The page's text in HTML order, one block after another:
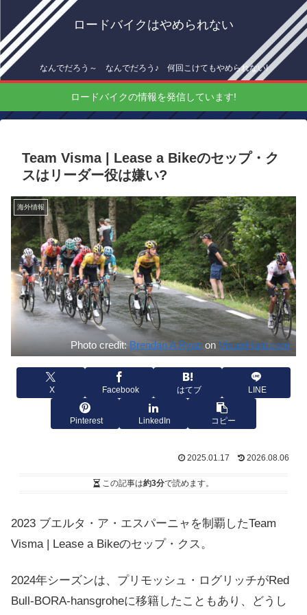
ロードバイクはやめられない
なんでだろう～ なんでだろう♪ 何回こけてもやめられない!
ロードバイクの情報を発信しています!
Team Visma | Lease a Bikeのセップ・ク
スはリーダー役は嫌い?
海外情報
Photo credit: Brendan A Ryanon VisualHunt.com
X Facebook はてブ LINE
Pinterest LinkedIn コピー
2025.01.17 2026.08.06
この記事は約3分で読めます。
2023 ブエルタ・ア・エスパーニャを制覇したTeam
Visma | Lease a Bikeのセップ・クス。
2024年シーズンは、プリモッシュ・ログリッチがRed
Bull-BORA-hansgroheに移籍したこともあり、どうし